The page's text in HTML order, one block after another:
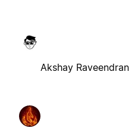
Akshay Raveendran